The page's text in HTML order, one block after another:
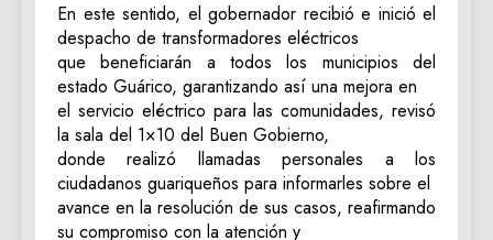
En este sentido, el gobernador recibió e inició el
despacho de transformadores eléctricos
que beneficiarán a todos los municipios del
estado Guárico, garantizando así una mejora en
el servicio eléctrico para las comunidades, revisó
la sala del 1×10 del Buen Gobierno,
donde realizó llamadas personales a los
ciudadanos guariqueños para informarles sobre el
avance en la resolución de sus casos, reafirmando
su compromiso con la atención y